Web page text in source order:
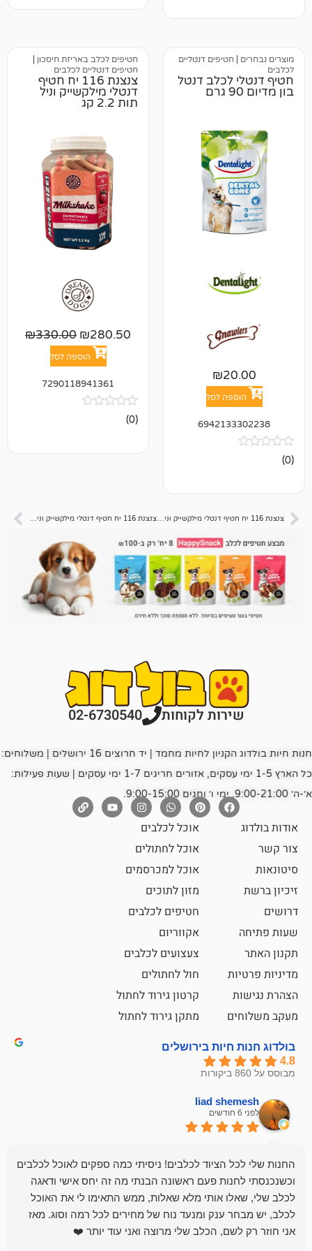
חטיפים דנטליים
לכלב דנטל
חטיפים לכלב באריזת חיסכון|
חטיפים דנטליים לכלבים
צנצנת 116 יח חטיף
דנטלי מילקשייק וניל
280.50
₪330.00
ביקורות
(0)
צנצנת 116 יח חטיף דנטלי מילקשייק וניל תפוח 2.2 קג צנצנת 116 יח חטיף דנטלי מילקשייק וניל בננה 2.2 קג
לקוחות 02-6730540
חנות חיות בולדוג הקניון לחיות מחמד | יד חרוצים 16 ירושלים | משלוחים:
כל הארץ 1-5 ימי עסקים, אזורים חריגים 1-7 ימי עסקים | שעות פעילות:
אוכל לכלבים
אוכל לחתולים
אוכל למכרסמים
מזון לתוכים
חטיפים לכלבים
אקווריום
צעצועים לכלבים
חול לחתולים
קרטון גירוד לחתול
מתקן גירוד לחתול
בירושלים
liad
הציוד לכלבים! ניסיתי כמה ספקים לאוכל לכלבים
פעם ראשונה הבנתי מה זה יחס אישי ודאגה
אותי מלא שאלות, ממש התאימו לי את האוכל
ענק ומנעד נוח של מחירים לכל רמה וסוג. מאז
הכלב שלי מרוצה ואני עוד יותר ❤️
חנות
רון הבעלים -
לקנות תמיד